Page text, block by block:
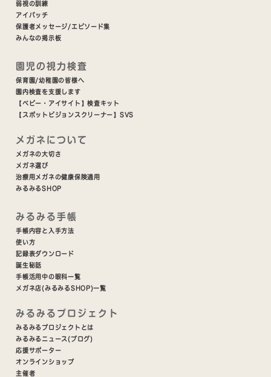
弱視の訓練
アイパッチ
保護者メッセージ/エピソード集
みんなの掲示板
園児の視力検査
保育園/幼稚園の皆様へ
園内検査を支援します
【ベビー・アイサイト】検査キット
【スポットビジョンスクリーナー】SVS
メガネについて
メガネの大切さ
メガネ選び
治療用メガネの健康保険適用
みるみるSHOP
みるみる手帳
手帳内容と入手方法
使い方
記録表ダウンロード
誕生秘話
手帳活用中の眼科一覧
メガネ店(みるみるSHOP)一覧
みるみるプロジェクト
みるみるプロジェクトとは
みるみるニュース(ブログ)
応援サポーター
オンラインショップ
主催者